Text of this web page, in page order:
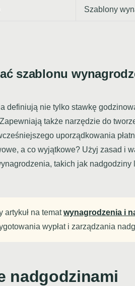
Szablony
szablonu
definiują nie tylko stawkę
także narzędzie do
uporządkowania
a co wyjątkowe? Użyj zasad i
takich jak nadgodziny
artykuł na tematwynagrodzenia i
wypłat i zarządzania
nadgodzinami